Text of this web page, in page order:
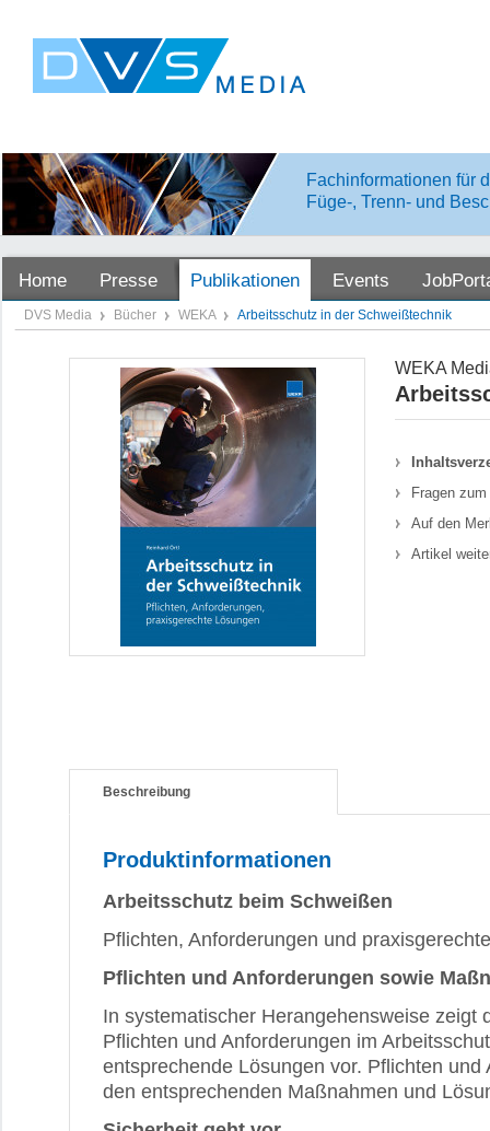
Fachinformationen für
Füge-, Trenn- und
Home Presse Publikationen Events
DVS Media Bücher WEKA Arbeitsschutz in der Schweißtechnik
WEKA
Fragen
Auf den
Artikel
Beschreibung
Produktinformationen
Arbeitsschutz beim Schweißen
Pflichten, Anforderungen und
Pflichten und Anforderungen sowie
In systematischer Herangehensweise zeigt
Pflichten und Anforderungen im
entsprechende Lösungen vor. Pflichten und
den entsprechenden Maßnahmen und